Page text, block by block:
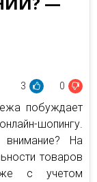
3 0
побуждает
шопингу.
На
товаров
с учетом